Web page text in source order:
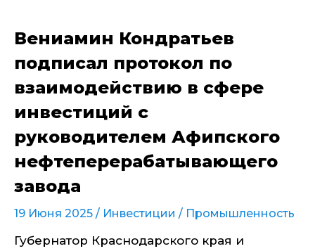
Вениамин Кондратьев
подписал протокол по
взаимодействию в сфере
инвестиций с
руководителем Афипского
нефтеперерабатывающего
завода
19 Июня 2025 / Инвестиции / Промышленность
Губернатор Краснодарского края и